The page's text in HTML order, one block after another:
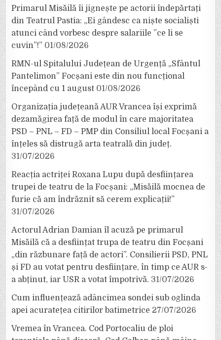
Primarul Misăilă îi jignește pe actorii îndepărtați
din Teatrul Pastia: „Ei gândesc ca niște socialiști
atunci când vorbesc despre salariile ”ce li se
cuvin”!” 01/08/2026
RMN-ul Spitalului Județean de Urgență „Sfântul
Pantelimon” Focșani este din nou funcțional
începând cu 1 august 01/08/2026
Organizația județeană AUR Vrancea își exprimă
dezamăgirea față de modul în care majoritatea
PSD – PNL – FD – PMP din Consiliul local Focșani a
înțeles să distrugă arta teatrală din județ.
31/07/2026
Reacția actriței Roxana Lupu după desființarea
trupei de teatru de la Focșani: „Misăilă mocnea de
furie că am îndrăznit să cerem explicații!”
31/07/2026
Actorul Adrian Damian îl acuză pe primarul
Misăilă că a desființat trupa de teatru din Focșani
„din răzbunare față de actori”. Consilierii PSD, PNL
și FD au votat pentru desființare, în timp ce AUR s-
a abținut, iar USR a votat împotrivă. 31/07/2026
Cum influențează adâncimea sondei sub oglinda
apei acuratețea citirilor batimetrice 27/07/2026
Vremea în Vrancea. Cod Portocaliu de ploi